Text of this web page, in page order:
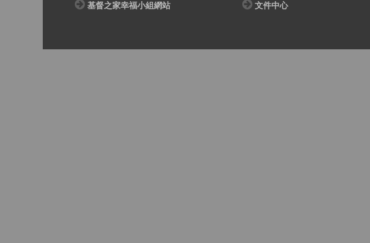
基督之家幸福小組網站
文件中心